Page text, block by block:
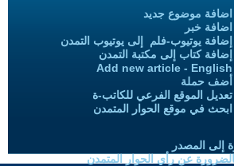
اضافة موضوع جديد
اضافة خبر
إضافة يوتيوب-فلم إلى يوتيوب التمدن
إضافة كتاب إلى مكتبة التمدن
Add new article - English
أضف حملة
تعديل الموقع الفرعي للكاتب-ة
ابحث في موقع الحوار المتمدن
إلى المصدر
عن رأي الحوار المتمدن